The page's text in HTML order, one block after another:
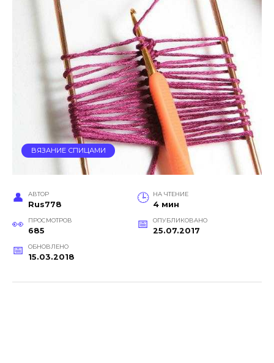
ВЯЗАНИЕ СПИЦАМИ
АВТОР
Rus778
НА ЧТЕНИЕ
4 мин
ПРОСМОТРОВ
685
ОПУБЛИКОВАНО
25.07.2017
ОБНОВЛЕНО
15.03.2018